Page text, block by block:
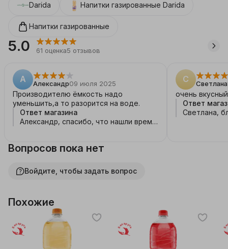
Darida Напитки газированные Darida
Напитки газированные
5.0 61 оценка5 отзывов
А Александр09 июля 2025
Производителю ёмкость надо
уменьшить,а то разорится на воде.
Ответ магазина
Александр, спасибо, что нашли время
С Светлана
очень вкусный
Ответ
Светлана,
Вопросов пока нет
Войдите, чтобы задать вопрос
Похожие
Беларусь Беларусь